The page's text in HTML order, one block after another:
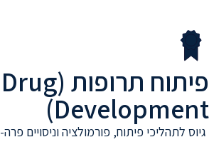
פיתוח תרופות (Drug
Development)
גיוס לתהליכי פיתוח, פורמולציה וניסויים